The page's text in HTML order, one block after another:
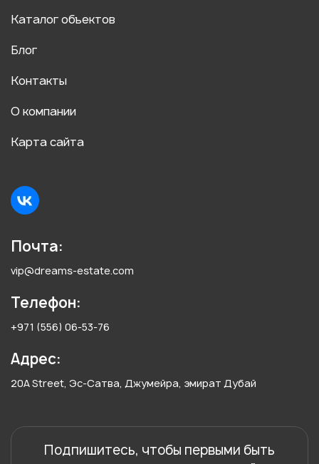
Каталог объектов
Блог
Контакты
О компании
Карта сайта
Почта:
vip@dreams-estate.com
Телефон:
+971 (556) 06-53-76
Адрес:
20A Street, Эс-Сатва, Джумейра, эмират Дубай
Подпишитесь, чтобы первыми быть